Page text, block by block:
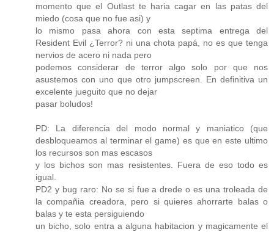
momento que el Outlast te haria cagar en las patas del
miedo (cosa que no fue asi) y
lo mismo pasa ahora con esta septima entrega del
Resident Evil ¿Terror? ni una chota papá, no es que tenga
nervios de acero ni nada pero
podemos considerar de terror algo solo por que nos
asustemos con uno que otro jumpscreen. En definitiva un
excelente jueguito que no dejar
pasar boludos!
PD: La diferencia del modo normal y maniatico (que
desbloqueamos al terminar el game) es que en este ultimo
los recursos son mas escasos
y los bichos son mas resistentes. Fuera de eso todo es
igual.
PD2 y bug raro: No se si fue a drede o es una troleada de
la compañia creadora, pero si quieres ahorrarte balas o
balas y te esta persiguiendo
un bicho, solo entra a alguna habitacion y magicamente el